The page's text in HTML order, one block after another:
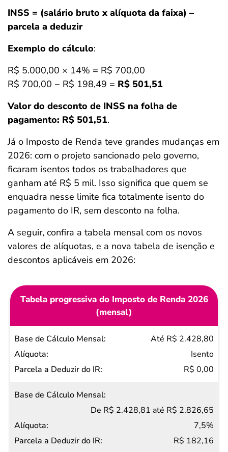
INSS = (salário bruto x alíquota da faixa) –
parcela a deduzir
Exemplo do cálculo:
R$ 5.000,00 × 14% = R$ 700,00
R$ 700,00 − R$ 198,49 = R$ 501,51
Valor do desconto de INSS na folha de
pagamento: R$ 501,51.
Já o Imposto de Renda teve grandes mudanças em
2026: com o projeto sancionado pelo governo,
ficaram isentos todos os trabalhadores que
ganham até R$ 5 mil. Isso significa que quem se
enquadra nesse limite fica totalmente isento do
pagamento do IR, sem desconto na folha.
A seguir, confira a tabela mensal com os novos
valores de alíquotas, e a nova tabela de isenção e
descontos aplicáveis em 2026:
Tabela progressiva do Imposto de Renda 2026
(mensal)
Base
de
Cálculo
Alíquota
a
Deduzir
Até R$ 2.428,80
Isento
R$ 0,00
De R$ 2.428,81 até R$ 2.826,65
7,5%
R$ 182,16